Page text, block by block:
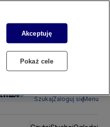
SzukajZaloguj sięMenu
Akceptuję
Pokaż cele